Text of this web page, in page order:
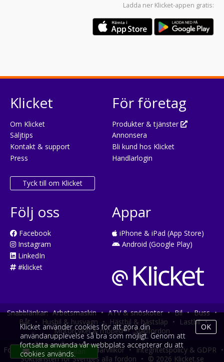
Ladda ner Klicket-appen gratis:
Klicket
Om Klicket
Säljtips
Kontakt & support
Press
Tyck till om Klicket
För företag
Produkter & tjänster
Annonsera
Bli kund hos Klicket
Handlarlogin
Följ oss
Facebook
Instagram
LinkedIn
#klicket
Appar
iPhone & iPad (App Store)
Android (Google Play)
Snabblänkar: Arbetsmaskin • ATV & snöskoter • Bil • Buss •
Båt • Husbil & husvagn • Hästbil & hästsläp • Lastbil •
Motorcykel & moped • Släpfordon
Fordonsköp online • Användarvillkor • Integritetspolicy & GDPR •
Söktjänsten för Sveriges alla fordon • © 2026 Klicket.se
Klicket använder cookies för att göra din
användarupplevelse så bra som möjligt. Genom att
fortsätta använda vår webbplats accepterar du att
cookies används.
OK